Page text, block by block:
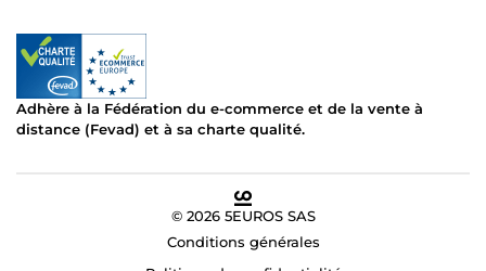
Adhère à la Fédération du e-commerce et de la vente à
distance (Fevad) et à sa charte qualité.
© 2026 5EUROS SAS
Conditions générales